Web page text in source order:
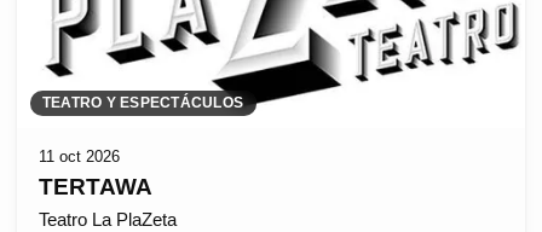
TEATRO Y ESPECTÁCULOS
11 oct 2026
TERTAWA
Teatro La PlaZeta